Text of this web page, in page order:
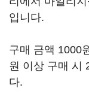
입니다.
구매 금액 1000
원 이상 구매 시
다.